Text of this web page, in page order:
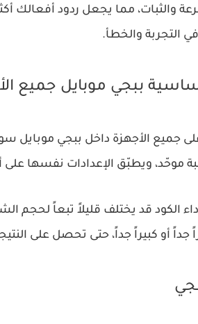
والثبات، مما يجعل ردود
التجربة والخطأ.
ببجي موبايل جميع
جميع الأجهزة داخل ببجي موبايل
موحّد، ويطبّق الإعدادات نفسها على
الكود قد يختلف قليلاً تبعاً لحجم
أو كبيراً جداً، حتى تحصل على